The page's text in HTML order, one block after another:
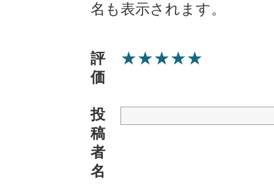
名も表示されます。
評
価
★★★★★
投
稿
者
名